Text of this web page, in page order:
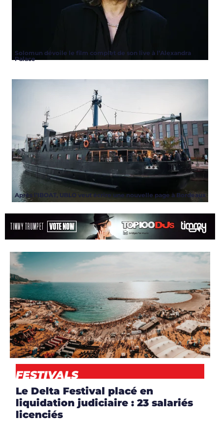
Solomun dévoile le film complet de son live à l’Alexandra
Palace
Après l’IBOAT, UBLO veut écrire une nouvelle page à Bordeaux
ARTICLES,EVENT,
NEWS
FESTIVALS
Le Delta Festival placé en
liquidation judiciaire : 23 salariés
licenciés